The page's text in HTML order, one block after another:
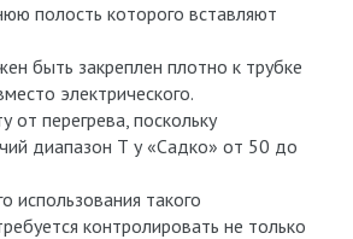
полость которого вставляют
быть закреплен плотно к трубке
электрического.
перегрева, поскольку
диапазон Т у «Садко» от 50 до
использования такого
контролировать не только